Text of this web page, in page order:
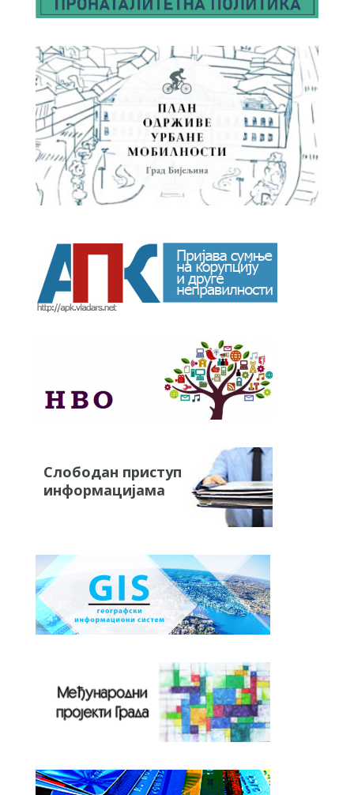
Слободан приступ
информацијама